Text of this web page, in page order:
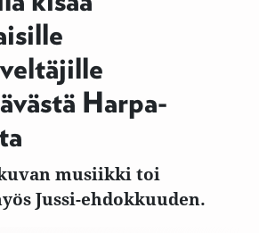
Harpa-
musiikki toi
Jussi-ehdokkuuden.